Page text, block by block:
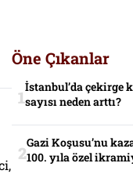
Öne Çıkanlar
İstanbul’da çekirge
sayısı neden arttı?
Gazi Koşusu’nu
100. yıla özel